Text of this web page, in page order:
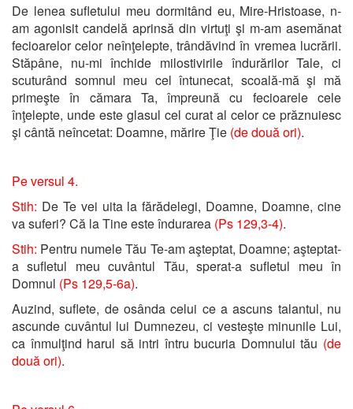
De lenea sufletului meu dormitând eu, Mire-Hristoase, n-
am agonisit candelă aprinsă din virtuţi şi m-am asemănat
fecioarelor celor neînţelepte, trândăvind în vremea lucrării.
Stăpâne, nu-mi închide milostivirile îndurărilor Tale, ci
scuturând somnul meu cel întunecat, scoală-mă şi mă
primeşte în cămara Ta, împreună cu fecioarele cele
înţelepte, unde este glasul cel curat al celor ce prăznuiesc
şi cântă neîncetat: Doamne, mărire Ţie (de două ori).
Pe versul 4.
Stih: De Te vei uita la fărădelegi, Doamne, Doamne, cine
va suferi? Că la Tine este îndurarea (Ps 129,3-4).
Stih: Pentru numele Tău Te-am aşteptat, Doamne; aşteptat-
a sufletul meu cuvântul Tău, sperat-a sufletul meu în
Domnul (Ps 129,5-6a).
Auzind, suflete, de osânda celui ce a ascuns talantul, nu
ascunde cuvântul lui Dumnezeu, ci vesteşte minunile Lui,
ca înmulţind harul să intri întru bucuria Domnului tău (de
două ori).